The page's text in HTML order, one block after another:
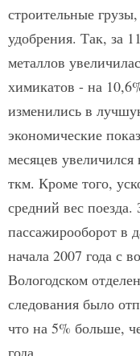
строительные
удобрения. Так, за
металлов
химикатов - на
изменились в
экономические
месяцев
ткм. Кроме того,
средний вес поезда.
пассажирооборот в
начала 2007 года с
Вологодском
следования было
что на 5% больше,
года.